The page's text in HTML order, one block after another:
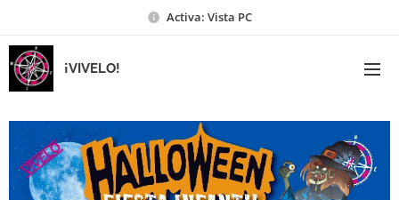
Activa: Vista PC
¡VIVELO!